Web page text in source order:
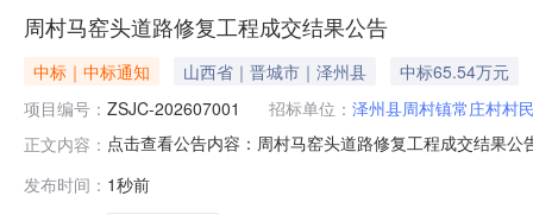
周村马窑头道路修复工程成交结果公告
中标｜中标通知 山西省｜晋城市｜泽州县
中标65.54万元
项目编号： ZSJC-202607001 招标单位： 泽州县周村镇常庄村村
正文内容： 点击查看公告内容：周村马窑头道路修复工程成交结果公
发布时间： 1秒前